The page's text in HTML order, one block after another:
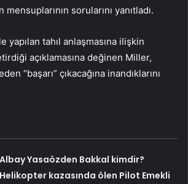
mensuplarının sorularını yanıtladı.
yapılan tahıl anlaşmasına ilişkin
açıklamasına değinen Miller,
“başarı” çıkacağına inandıklarını
Albay Yasaözden Bakkal kimdir?
Helikopter kazasında ölen Pilot Emekli